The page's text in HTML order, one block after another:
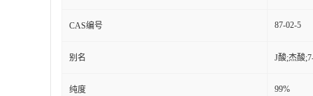
CAS编号 87-02-5
别名 J酸;杰酸
纯度 99%